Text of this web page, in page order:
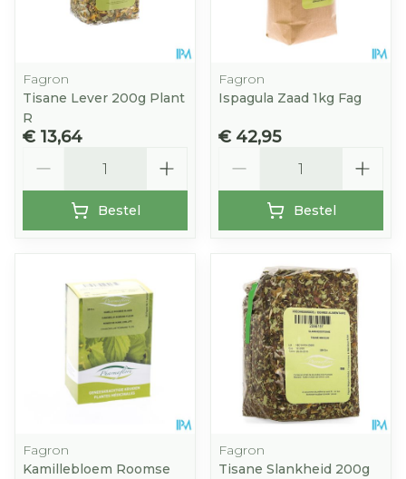
Fagron
Tisane Lever 200g Plant
R
€ 13,64
Bestel
Fagron
Ispagula Zaad 1kg Fag
€ 42,95
Bestel
Fagron
Kamillebloem Roomse
Fagron
Tisane Slankheid 200g